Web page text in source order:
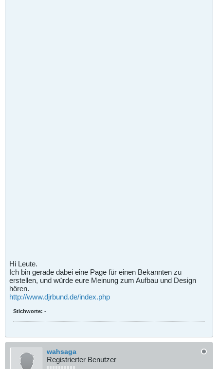
Hi Leute.
Ich bin gerade dabei eine Page für einen Bekannten zu
erstellen, und würde eure Meinung zum Aufbau und Design
hören.
http://www.djrbund.de/index.php
Stichworte: -
wahsaga
Registrierter Benutzer